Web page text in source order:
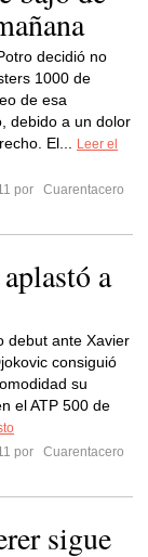
decidió no
1000 de
de esa
debido a un dolor
El...
Leer el
por
Cuarentacero
a
debut ante Xavier
consiguió
su
el ATP 500 de
por
Cuarentacero
sigue